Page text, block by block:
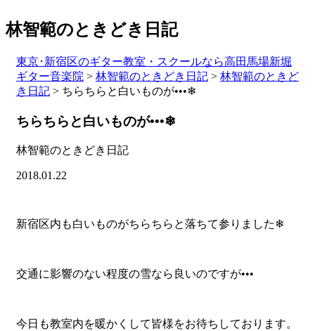
林智範のときどき日記
東京･新宿区のギター教室・スクールなら高田馬場新堀
ギター音楽院 > 林智範のときどき日記 > 林智範のときど
き日記 > ちらちらと白いものが•••❄
ちらちらと白いものが•••❄
林智範のときどき日記
2018.01.22
新宿区内も白いものがちらちらと落ちて参りました❄
交通に影響のない程度の雪なら良いのですが•••
今日も教室内を暖かくして皆様をお待ちしております。